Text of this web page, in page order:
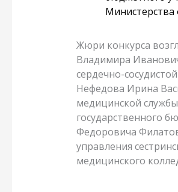
Жюри конкурса
Владимира
сердечно-
Нефедова Ирина
медицинской
государственного
Федоровича
управления
медицинского